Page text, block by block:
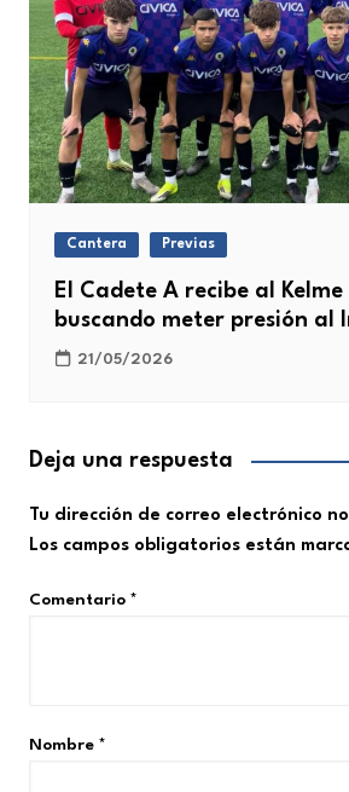
Cantera Previas
El Cadete A recibe al Kelme
buscando meter presión al
21/05/2026
Deja una respuesta
Tu dirección de correo electrónico
Los campos obligatorios están
Comentario *
Nombre *